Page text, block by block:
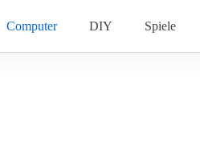
Computer DIY Spiele